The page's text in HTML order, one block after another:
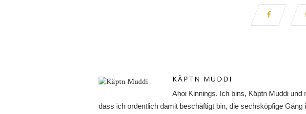
KÄPTN MUDDI
Ahoi Kinnings. Ich bins, Käptn Muddi
dass ich ordentlich damit beschäftigt bin, die sechsköpfige